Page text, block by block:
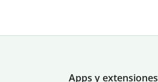
Apps y extensiones